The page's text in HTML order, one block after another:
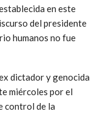
en este
del presidente
humanos no fue
dictador y genocida
miércoles por el
control de la